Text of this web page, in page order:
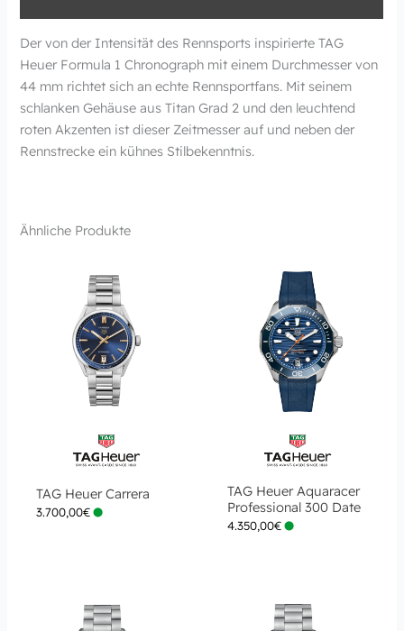
Der von der Intensität des Rennsports inspirierte TAG
Heuer Formula 1 Chronograph mit einem Durchmesser von
44 mm richtet sich an echte Rennsportfans. Mit seinem
schlanken Gehäuse aus Titan Grad 2 und den leuchtend
roten Akzenten ist dieser Zeitmesser auf und neben der
Rennstrecke ein kühnes Stilbekenntnis.
Ähnliche Produkte
TAG Heuer Carrera
3.700,00€
TAG Heuer Aquaracer
Professional 300 Date
4.350,00€